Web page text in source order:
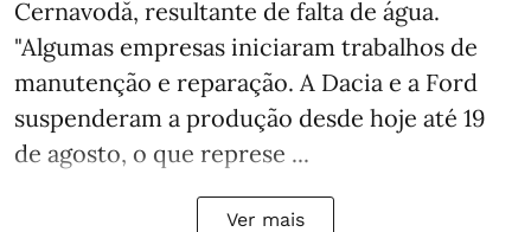
Cernavodă, resultante de falta de água.
"Algumas empresas iniciaram trabalhos de
manutenção e reparação. A Dacia e a Ford
suspenderam a produção desde hoje até 19
de agosto, o que represe ...
Ver mais